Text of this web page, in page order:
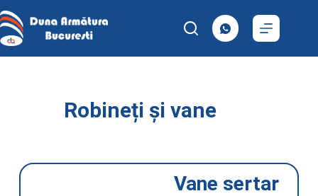
Robineți și vane
Vane sertar